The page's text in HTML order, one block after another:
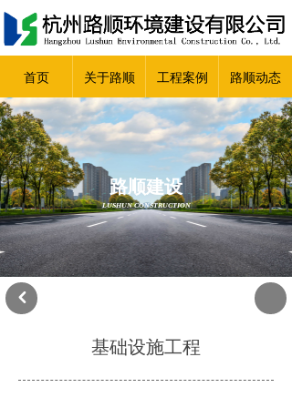
首页 关于路顺 工程案例 路顺动态
路顺建设
LUSHUN CONSTRUCTION
基础设施工程
낒